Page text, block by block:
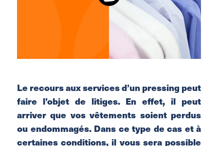
Le recours aux services d’un pressing peut
faire l’objet de litiges. En effet, il peut
arriver que vos vêtements soient perdus
ou endommagés. Dans ce type de cas et à
certaines conditions, il vous sera possible